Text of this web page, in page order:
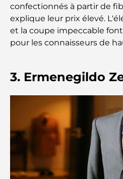
Restaurants étoilés
gastronomique
Estates : un guide
Dubai Horse Racing:
Global Competition
Cafés à Palm Jumeirah
et lieux de vie de l’île
Les meilleurs petits-
confectionnés à partir de
explique leur prix élevé.
et la coupe impeccable
pour les connaisseurs de
3. Ermenegildo